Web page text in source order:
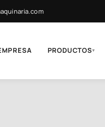
PRODUCTOS▾